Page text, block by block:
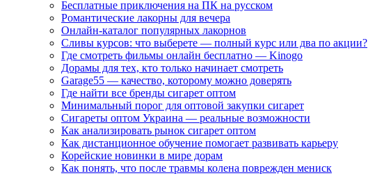
Бесплатные приключения на ПК на русском
Романтические лакорны для вечера
Онлайн-каталог популярных лакорнов
Сливы курсов: что выберете — полный курс или два по акции?
Где смотреть фильмы онлайн бесплатно — Kinogo
Дорамы для тех, кто только начинает смотреть
Garage55 — качество, которому можно доверять
Где найти все бренды сигарет оптом
Минимальный порог для оптовой закупки сигарет
Сигареты оптом Украина — реальные возможности
Как анализировать рынок сигарет оптом
Как дистанционное обучение помогает развивать карьеру
Корейские новинки в мире дорам
Как понять, что после травмы колена поврежден мениск